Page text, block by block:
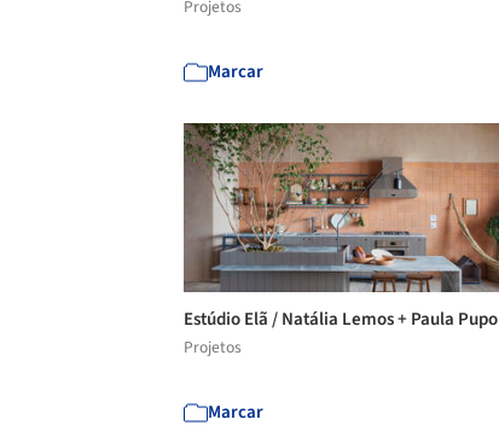
Projetos
Marcar
Estúdio Elã / Natália Lemos + Paula Pupo
Projetos
Marcar